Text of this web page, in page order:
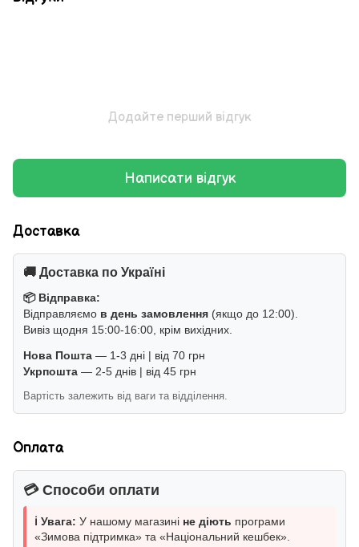
Додайте перший відгук
Написати відгук
Доставка
🚚 Доставка по Україні
📦 Відправка:
Відправляємо в день замовлення (якщо до 12:00).
Вивіз щодня 15:00-16:00, крім вихідних.
Нова Пошта — 1-3 дні | від 70 грн
Укрпошта — 2-5 днів | від 45 грн
Вартість залежить від ваги та відділення.
Оплата
💳 Способи оплати
ℹ️ Увага: У нашому магазині не діють програми
«Зимова підтримка» та «Національний кешбек».